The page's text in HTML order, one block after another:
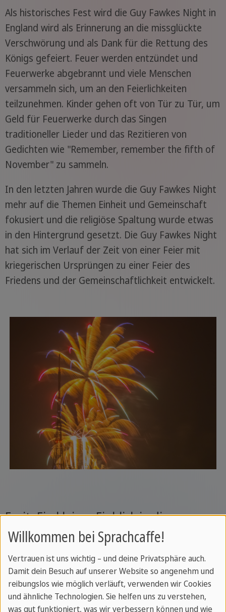
Als historisches Fest wird die Guy Fawkes Night in
England wird als Erinnerung an die missglückte
Verschwörung und als Dank für die Rettung des
Königs gefeiert. Feuer werden entzündet und
Feuerwerke abgebrannt und viele Menschen
versammeln sich, um an den Feierlichkeiten
teilzunehmen. Kinder gehen oft von Tür zu Tür, um
Geld für Feuerwerke durch das Singen
traditioneller Lieder und das Rezitieren von
Gedichten wie "Remember, remember the fifth of
November" zu sammeln.
In den letzten Jahren wurde die Guy Fawkes Night
mehr auf die Themen Einheit und Gemeinschaft
fokusiert und die religiöse Spaltung wurde etwas
in den Hintergrund gesetzt. Die Guy Fawkes Night
hat sich im Verlauf der Zeit von einer Feier mit
kriegerischen Ursprüngen zu einer Feier des
Friedens und der Gemeinschaftlichkeit entwickelt.
Fazit: Ein kleiner Einblick in die
spannende Geschichte Englands
Die beiden bedeutenden historischen Tage der
Magna Carta und der Guy-Fawkes-Nacht haben
auch heute noch großen Einfluss auf England und
Willkommen bei Sprachcaffe!
Vertrauen ist uns wichtig – und deine Privatsphäre auch.
Damit dein Besuch auf unserer Website so angenehm und
reibungslos wie möglich verläuft, verwenden wir Cookies
und ähnliche Technologien. Sie helfen uns zu verstehen,
was gut funktioniert, was wir verbessern können und wie